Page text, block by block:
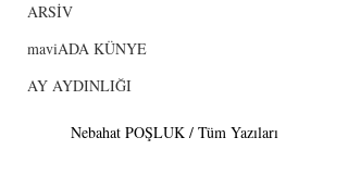
ARSİV
maviADA KÜNYE
AY AYDINLIĞI
Nebahat POŞLUK / Tüm Yazıları